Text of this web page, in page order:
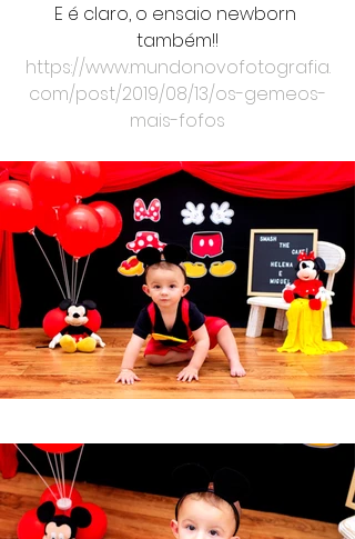
E é claro, o ensaio newborn
também!!
https://www.mundonovofotografia.
com/post/2019/08/13/os-gemeos-
mais-fofos